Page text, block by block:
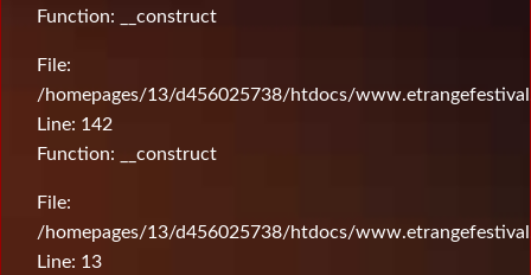
Function: __construct
File:
/homepages/13/d456025738/htdocs/
Line: 142
Function: __construct
File:
/homepages/13/d456025738/htdocs/
Line: 13